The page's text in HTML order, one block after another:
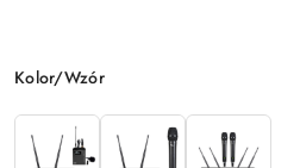
Wariant
Kolor/Wzór